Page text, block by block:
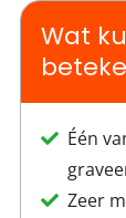
Wat
Één
Zeer